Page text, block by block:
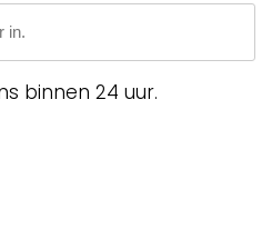
binnen 24 uur.